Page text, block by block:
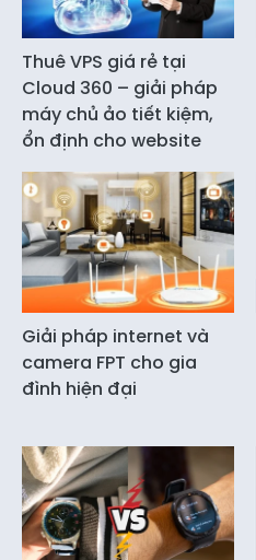
Thuê VPS giá rẻ tại
Cloud 360 – giải pháp
máy chủ ảo tiết kiệm,
ổn định cho website
Giải pháp internet và
camera FPT cho gia
đình hiện đại